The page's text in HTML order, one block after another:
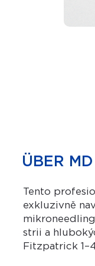
​ÜBER MD
Tento
exkluzivně
strii a
Fitzpatrick